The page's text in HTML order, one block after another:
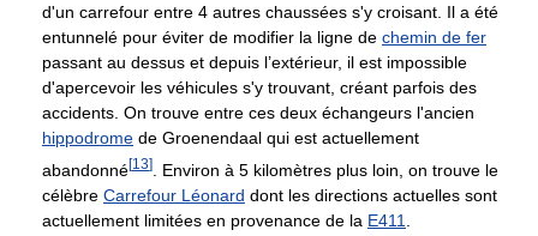
d'un carrefour entre 4 autres chaussées s'y croisant. Il a été
entunnelé pour éviter de modifier la ligne de chemin de fer
passant au dessus et depuis l’extérieur, il est impossible
d'apercevoir les véhicules s'y trouvant, créant parfois des
accidents. On trouve entre ces deux échangeurs l'ancien
hippodrome de Groenendaal qui est actuellement
abandonné[13]
. Environ à 5 kilomètres plus loin, on trouve le
célèbre Carrefour Léonard dont les directions actuelles sont
actuellement limitées en provenance de la E411